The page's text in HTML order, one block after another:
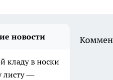
новости
кладу в носки
листу —